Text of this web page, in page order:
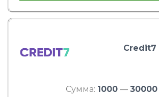
Credit7
Сумма: 1000 — 30000